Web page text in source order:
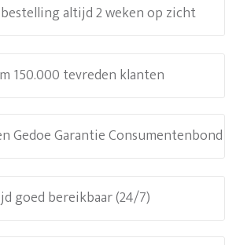
altijd 2 weken op zicht
150.000 tevreden klanten
Gedoe Garantie Consumentenbond
goed bereikbaar (24/7)